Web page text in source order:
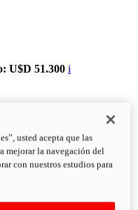
U$D 51.300 i
usted acepta que las
mejorar la navegación del
con nuestros estudios para